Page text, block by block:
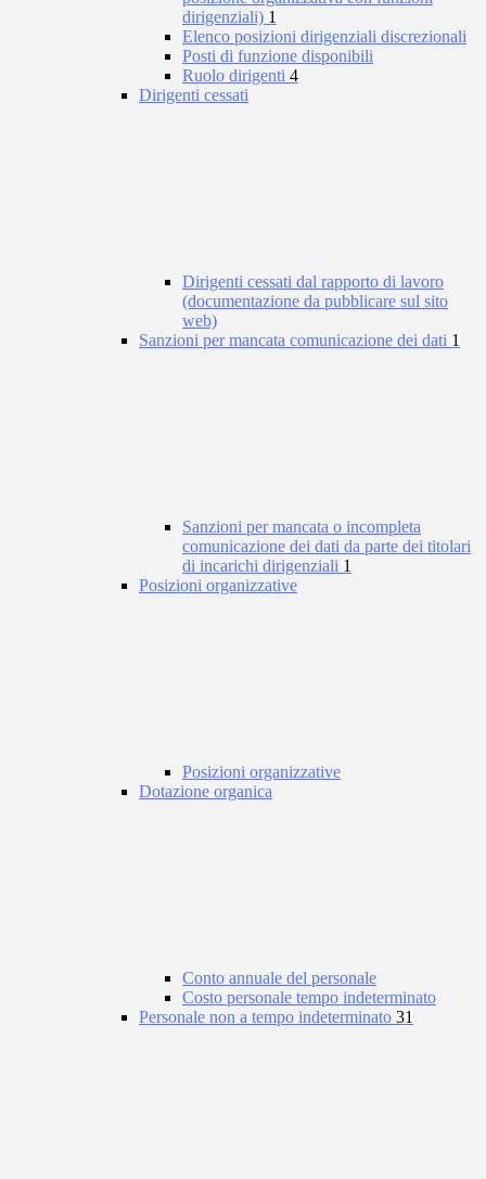
dirigenziali) 1
Elenco posizioni dirigenziali discrezionali
Posti di funzione disponibili
Ruolo dirigenti 4
Dirigenti cessati
Dirigenti cessati dal rapporto di lavoro
(documentazione da pubblicare sul sito
web)
Sanzioni per mancata comunicazione dei dati 1
Sanzioni per mancata o incompleta
comunicazione dei dati da parte dei titolari
di incarichi dirigenziali 1
Posizioni organizzative
Posizioni organizzative
Dotazione organica
Conto annuale del personale
Costo personale tempo indeterminato
Personale non a tempo indeterminato 31